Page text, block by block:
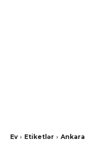
Ev Etiketlər Ankara